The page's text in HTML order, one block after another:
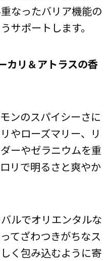
なったバリア機能の
サポートします。
カリ＆アトラスの香
ンのスパイシーさに
やローズマリー、リ
ーやゼラニウムを重
リで明るさと爽やか
ルでオリエンタルな
てざわつきがちなス
く包み込むように寄